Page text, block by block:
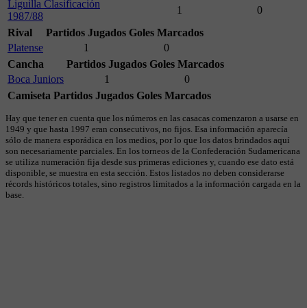
Liguilla Clasificación
1987/88
1
0
Rival
Partidos Jugados Goles Marcados
Platense
1
0
Cancha
Partidos Jugados Goles Marcados
Boca Juniors
1
0
Camiseta Partidos Jugados Goles Marcados
Hay que tener en cuenta que los números en las casacas comenzaron a usarse en
1949 y que hasta 1997 eran consecutivos, no fijos. Esa información aparecía
sólo de manera esporádica en los medios, por lo que los datos brindados aquí
son necesariamente parciales. En los torneos de la Confederación Sudamericana
se utiliza numeración fija desde sus primeras ediciones y, cuando ese dato está
disponible, se muestra en esta sección. Estos listados no deben considerarse
récords históricos totales, sino registros limitados a la información cargada en la
base.